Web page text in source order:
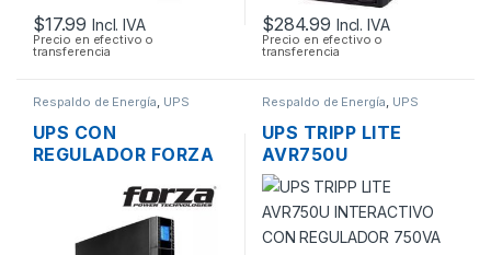
$17.99 Incl. IVA
Precio en efectivo o
transferencia
$284.99 Incl. IVA
Precio en efectivo o
transferencia
Respaldo de Energía UPS
UPS CON
REGULADOR FORZA
3000VA 2500W –
2880W 9 TOMAS
110V + CONECTOR
Respaldo de Energía UPS
UPS TRIPP LITE
AVR750U
INTERACTIVO CON
REGULADOR 750VA
450W 12 TOMAS